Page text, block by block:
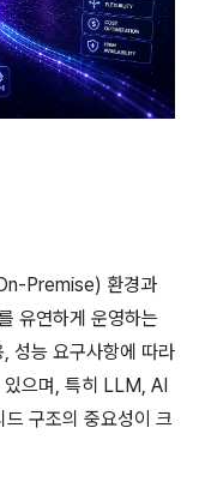
Premise) 환경과
유연하게 운영하는
성능 요구사항에 따라
있으며, 특히 LLM, AI
구조의 중요성이 크